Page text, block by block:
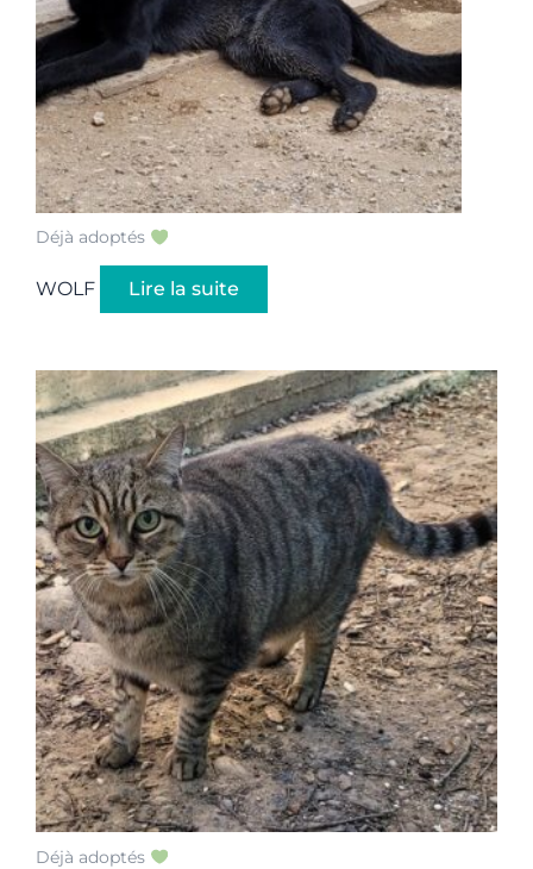
Déjà adoptés
WOLF Lire la suite
Déjà adoptés